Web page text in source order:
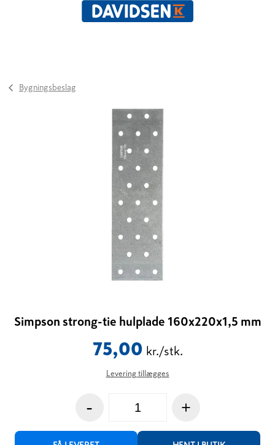
Bygningsbeslag
Simpson strong-tie hulplade 160x220x1,5 mm
75,00 kr./stk.
Levering tillægges
- +